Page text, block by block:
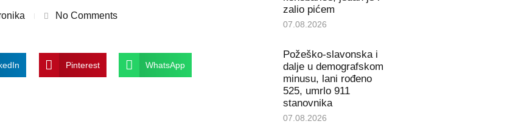
No Comments
Pinterest WhatsApp
zalio pićem
07.08.2026
Požeško-slavonska i
dalje u demografskom
minusu, lani rođeno
525, umrlo 911
stanovnika
07.08.2026